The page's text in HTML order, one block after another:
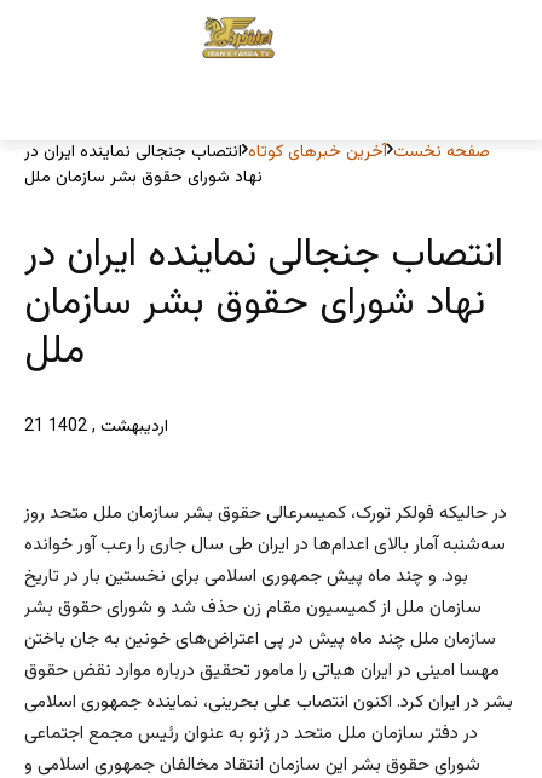
صفحه نخست آخرین خبرهای کوتاه انتصاب جنجالی نماینده ایران در
نهاد شورای حقوق بشر سازمان ملل
انتصاب جنجالی نماینده ایران در
نهاد شورای حقوق بشر سازمان
ملل
21 اردیبهشت , 1402
در حالیکه فولکر تورک، کمیسرعالی حقوق بشر سازمان ملل متحد روز
سه‌شنبه آمار بالای اعدام‌ها در ایران طی سال جاری را رعب آور خوانده
بود. و چند ماه پیش جمهوری اسلامی برای نخستین بار در تاریخ
سازمان ملل از کمیسیون مقام زن حذف شد و شورای حقوق بشر
سازمان ملل چند ماه پیش در پی اعتراض‌های خونین به جان باختن
مهسا امینی در ایران هیاتی را مامور تحقیق درباره موارد نقض حقوق
بشر در ایران کرد. اکنون انتصاب علی بحرینی، نماینده جمهوری اسلامی
در دفتر سازمان ملل متحد در ژنو به عنوان رئیس مجمع اجتماعی
شورای حقوق بشر این سازمان انتقاد مخالفان جمهوری اسلامی و